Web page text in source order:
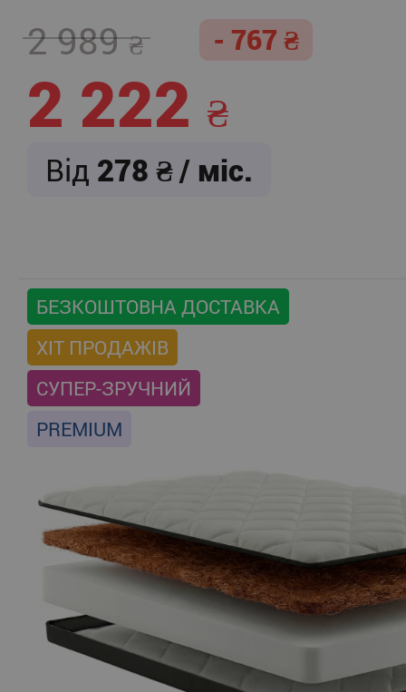
2 989 - 767
2 222
Від 278 / міс.
БЕЗКОШТОВНА ДОСТАВКА
ХІТ ПРОДАЖІВ
СУПЕР-ЗРУЧНИЙ
PREMIUM